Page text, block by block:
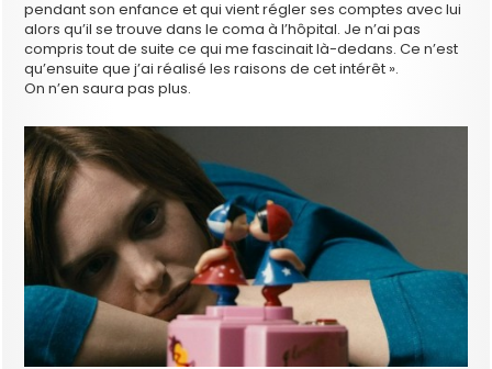
pendant son enfance et qui vient régler ses comptes avec lui
alors qu’il se trouve dans le coma à l’hôpital. Je n’ai pas
compris tout de suite ce qui me fascinait là-dedans. Ce n’est
qu’ensuite que j’ai réalisé les raisons de cet intérêt ».
On n’en saura pas plus.